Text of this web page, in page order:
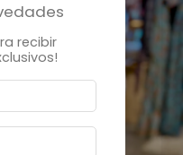
recibir